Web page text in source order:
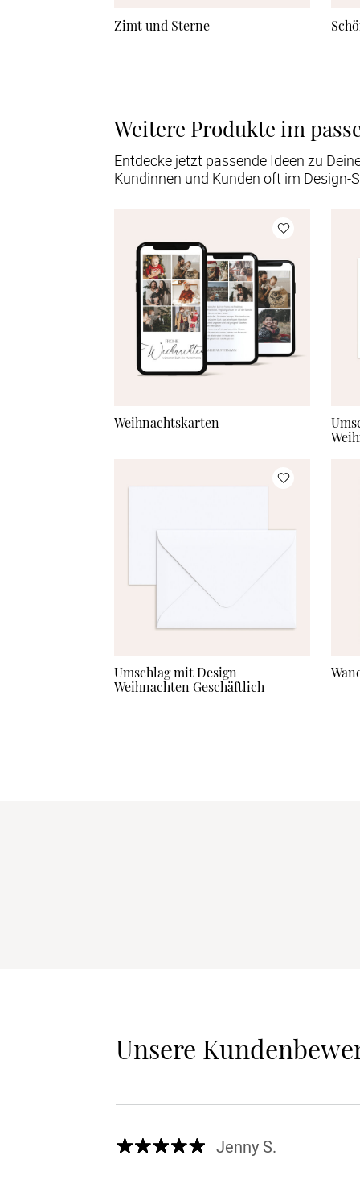
Zimt und Sterne
Weitere Produkte im
Entdecke jetzt passende Ideen zu
Kundinnen und Kunden oft im Design-
Weihnachtskarten
Umschlag mit Design
Weihnachten Geschäftlich
Unsere
Jenny S.